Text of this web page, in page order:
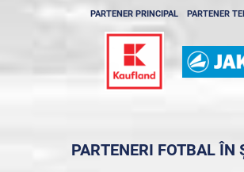
PARTENER PRINCIPAL PARTENER
PARTENERI FOTBAL ÎN